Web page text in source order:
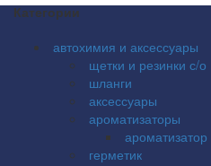
Категории
автохимия и аксессуары
щетки и резинки с/о
шланги
аксессуары
ароматизаторы
герметик